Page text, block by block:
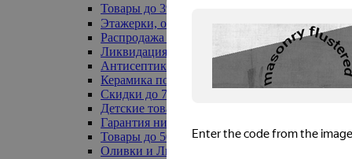
Товары до 399₽
Этажерки, обувницы
Распродажа текстиля до -50%
Ликвидация до -70%
Антисептики
Керамика по 129 руб
Скидки до 70%
Детские товары
Гарантия низкой цены
Товары до 500 руб
Оливки и Лимоны